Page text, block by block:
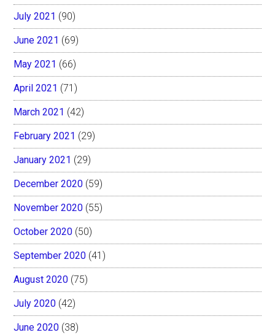
July 2021 (90)
June 2021 (69)
May 2021 (66)
April 2021 (71)
March 2021 (42)
February 2021 (29)
January 2021 (29)
December 2020 (59)
November 2020 (55)
October 2020 (50)
September 2020 (41)
August 2020 (75)
July 2020 (42)
June 2020 (38)